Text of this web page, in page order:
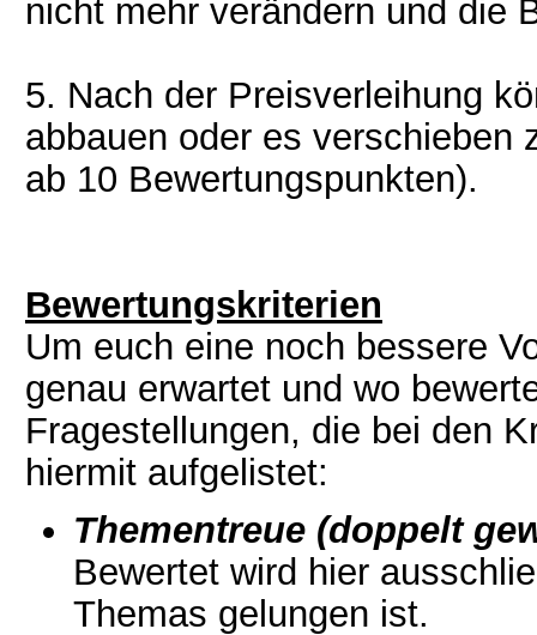
nicht mehr verändern und die
5. Nach der Preisverleihung
abbauen oder es verschieben
ab 10 Bewertungspunkten).
Bewertungskriterien
Um euch eine noch bessere
genau erwartet und wo
Fragestellungen, die bei den
hiermit aufgelistet:
Thementreue (doppelt
Bewertet wird hier
Themas gelungen ist.